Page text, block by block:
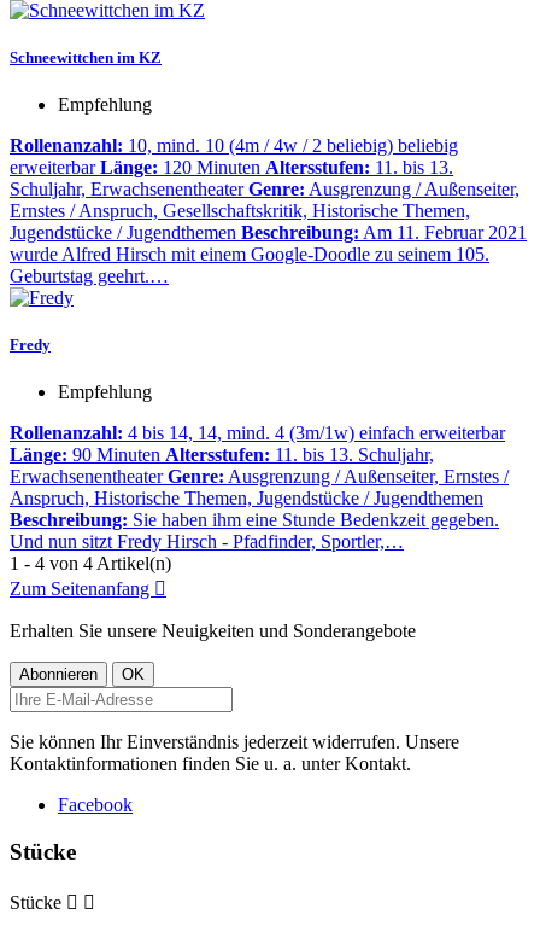
Schneewittchen im KZ
Empfehlung
Rollenanzahl: 10, mind. 10 (4m / 4w / 2 beliebig) beliebig
erweiterbar Länge: 120 Minuten Altersstufen: 11. bis 13.
Schuljahr, Erwachsenentheater Genre: Ausgrenzung / Außenseiter,
Ernstes / Anspruch, Gesellschaftskritik, Historische Themen,
Jugendstücke / Jugendthemen Beschreibung: Am 11. Februar 2021
wurde Alfred Hirsch mit einem Google-Doodle zu seinem 105.
Geburtstag geehrt.…
Fredy
Empfehlung
Rollenanzahl: 4 bis 14, 14, mind. 4 (3m/1w) einfach erweiterbar
Länge: 90 Minuten Altersstufen: 11. bis 13. Schuljahr,
Erwachsenentheater Genre: Ausgrenzung / Außenseiter, Ernstes /
Anspruch, Historische Themen, Jugendstücke / Jugendthemen
Beschreibung: Sie haben ihm eine Stunde Bedenkzeit gegeben.
Und nun sitzt Fredy Hirsch - Pfadfinder, Sportler,…
1 - 4 von 4 Artikel(n)
Zum Seitenanfang 
Erhalten Sie unsere Neuigkeiten und Sonderangebote
Sie können Ihr Einverständnis jederzeit widerrufen. Unsere
Kontaktinformationen finden Sie u. a. unter Kontakt.
Facebook
Stücke
Stücke  